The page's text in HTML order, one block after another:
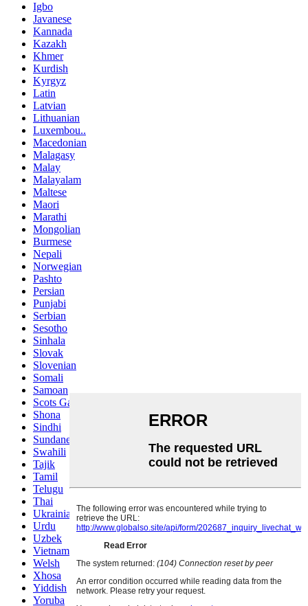
Igbo
Javanese
Kannada
Kazakh
Khmer
Kurdish
Kyrgyz
Latin
Latvian
Lithuanian
Luxembou..
Macedonian
Malagasy
Malay
Malayalam
Maltese
Maori
Marathi
Mongolian
Burmese
Nepali
Norwegian
Pashto
Persian
Punjabi
Serbian
Sesotho
Sinhala
Slovak
Slovenian
Somali
Samoan
Scots Gaelic
Shona
Sindhi
Sundanese
Swahili
Tajik
Tamil
Telugu
Thai
Ukrainian
Urdu
Uzbek
Vietnamese
Welsh
Xhosa
Yiddish
Yoruba